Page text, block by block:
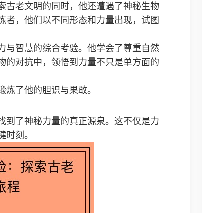
古老文明的同时，他还遭遇了神秘生物
，他们以不同形态和力量出现，试图
与智慧的综合考验。他学会了尊重自然
的对抗中，领悟到力量不只是单方面的
了他的胆识与果敢。
到了神秘力量的真正源泉。这不仅是力
刻。